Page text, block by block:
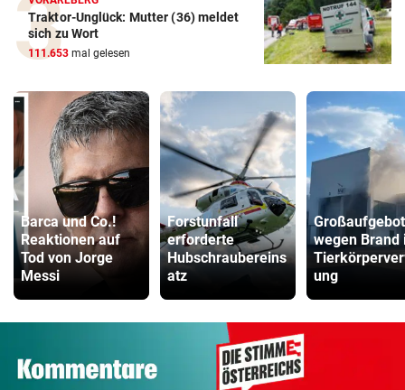
Traktor-Unglück: Mutter (36) meldet
sich zu Wort
111.653 mal gelesen
Barca und Co.!
Reaktionen auf
Tod von Jorge
Messi
Forstunfall
erforderte
Hubschraubereins
atz
Großaufgebot
wegen Brand
ung